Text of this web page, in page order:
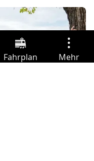
Fahrplan Mehr